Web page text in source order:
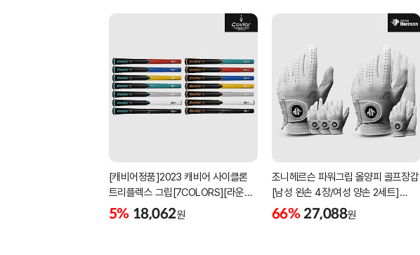
[캐비어정품]2023 캐비어 사이클론
트리플렉스 그립[7COLORS][라운드]
[39g/42g/46g/50g][R/S 토크]
5% 18,062원
조니헤르슨 파워그립 올양피 골프장갑
[남성 왼손 4장/여성 양손 2세트]
[화이트][케이스포함]
66% 27,088원